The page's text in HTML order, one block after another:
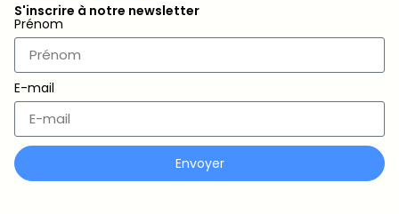
S'inscrire à notre newsletter
Prénom
E-mail
Envoyer